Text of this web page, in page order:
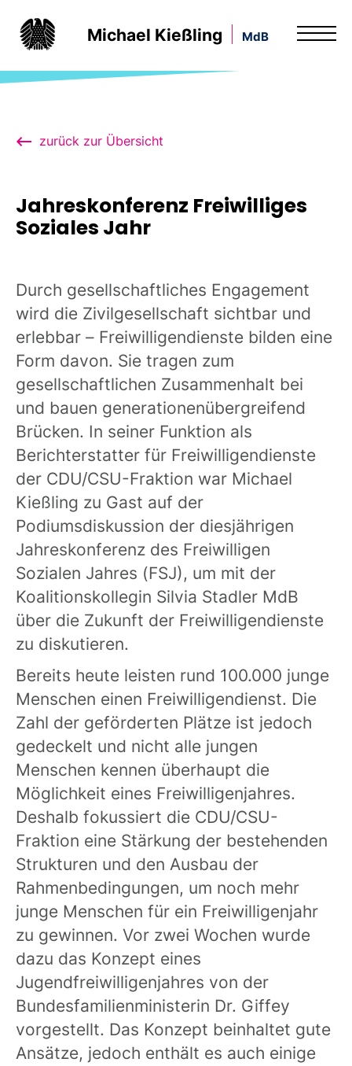
Michael Kießling MdB
zurück zur Übersicht
Jahreskonferenz Freiwilliges
Soziales Jahr
Durch gesellschaftliches Engagement
wird die Zivilgesellschaft sichtbar und
erlebbar – Freiwilligendienste bilden eine
Form davon. Sie tragen zum
gesellschaftlichen Zusammenhalt bei
und bauen generationenübergreifend
Brücken. In seiner Funktion als
Berichterstatter für Freiwilligendienste
der CDU/CSU-Fraktion war Michael
Kießling zu Gast auf der
Podiumsdiskussion der diesjährigen
Jahreskonferenz des Freiwilligen
Sozialen Jahres (FSJ), um mit der
Koalitionskollegin Silvia Stadler MdB
über die Zukunft der Freiwilligendienste
zu diskutieren.
Bereits heute leisten rund 100.000 junge
Menschen einen Freiwilligendienst. Die
Zahl der geförderten Plätze ist jedoch
gedeckelt und nicht alle jungen
Menschen kennen überhaupt die
Möglichkeit eines Freiwilligenjahres.
Deshalb fokussiert die CDU/CSU-
Fraktion eine Stärkung der bestehenden
Strukturen und den Ausbau der
Rahmenbedingungen, um noch mehr
junge Menschen für ein Freiwilligenjahr
zu gewinnen. Vor zwei Wochen wurde
dazu das Konzept eines
Jugendfreiwilligenjahres von der
Bundesfamilienministerin Dr. Giffey
vorgestellt. Das Konzept beinhaltet gute
Ansätze, jedoch enthält es auch einige